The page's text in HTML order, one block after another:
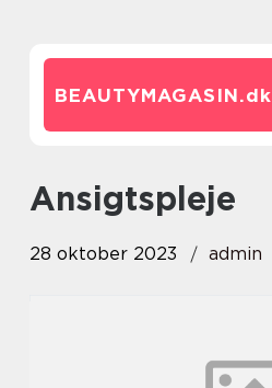
BEAUTYMAGASIN.dk
ansigtspleje
28 oktober 2023 admin